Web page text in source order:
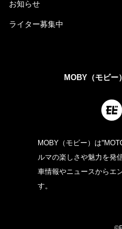
お知らせ
ライター募集中
MOBY（モビー
MOBY（モビー）は
ルマの楽しさや魅力を発
車情報やニュースからエ
す。